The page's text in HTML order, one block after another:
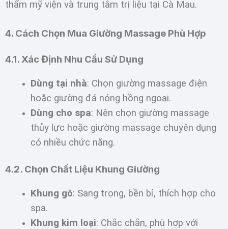
thẩm mỹ viện và trung tâm trị liệu tại Cà Mau.
4. Cách Chọn Mua Giường Massage Phù Hợp
4.1. Xác Định Nhu Cầu Sử Dụng
Dùng tại nhà: Chọn giường massage điện
hoặc giường đá nóng hồng ngoại.
Dùng cho spa: Nên chọn giường massage
thủy lực hoặc giường massage chuyên dụng
có nhiều chức năng.
4.2. Chọn Chất Liệu Khung Giường
Khung gỗ: Sang trọng, bền bỉ, thích hợp cho
spa.
Khung kim loại: Chắc chắn, phù hợp với